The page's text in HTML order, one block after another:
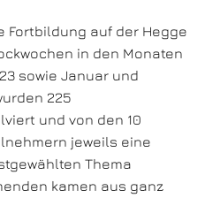
Fortbildung auf der Hegge
in den Monaten
sowie Januar und
225
und von den 10
jeweils eine
Thema
kamen aus ganz